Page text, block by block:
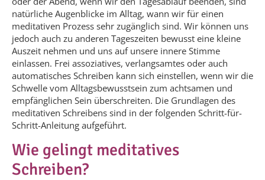
natürliche Augenblicke im Alltag, wann wir für einen
meditativen Prozess sehr zugänglich sind. Wir können uns
jedoch auch zu anderen Tageszeiten bewusst eine kleine
Auszeit nehmen und uns auf unsere innere Stimme
einlassen. Frei assoziatives, verlangsamtes oder auch
automatisches Schreiben kann sich einstellen, wenn wir die
Schwelle vom Alltagsbewusstsein zum achtsamen und
empfänglichen Sein überschreiten. Die Grundlagen des
meditativen Schreibens sind in der folgenden Schritt-für-
Schritt-Anleitung aufgeführt.
Wie gelingt meditatives
Schreiben?